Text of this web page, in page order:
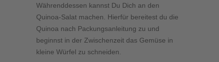
Währenddessen kannst Du Dich an den
Quinoa-Salat machen. Hierfür bereitest du die
Quinoa nach Packungsanleitung zu und
beginnst in der Zwischenzeit das Gemüse in
kleine Würfel zu schneiden.